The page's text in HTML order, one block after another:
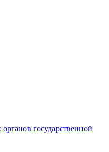
государственной